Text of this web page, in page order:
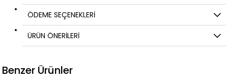
ÖDEME SEÇENEKLERI
ÜRÜN ÖNERILERI
Benzer Ürünler